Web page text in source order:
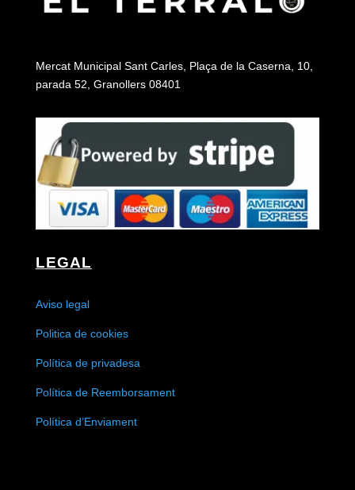
Mercat Municipal Sant Carles, Plaça de la Caserna, 10,
parada 52, Granollers 08401
LEGAL
Aviso legal
Politica de cookies
Política de privadesa
Política de Reemborsament
Política d’Enviament